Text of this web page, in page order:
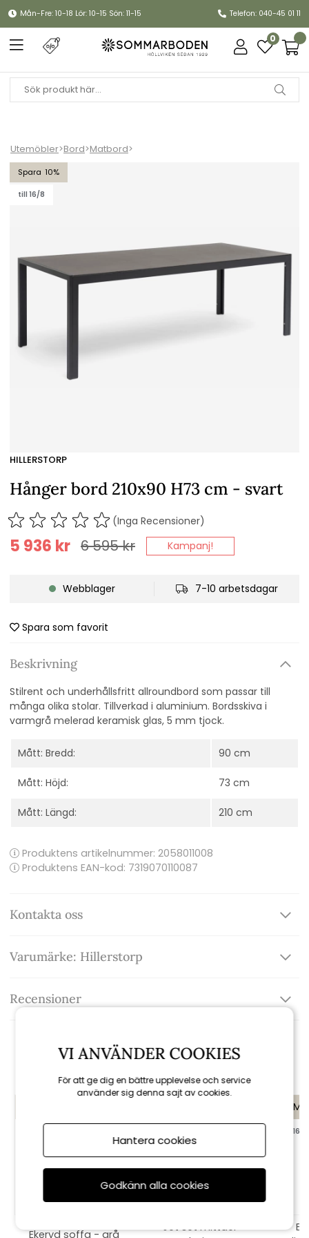
Mån-Fre: 10-18 Lör: 10-15 Sön: 11-15 Telefon: 040-45 01 11
0
Utemöbler>Bord>Matbord>
10
till 16/8
Hånger bord 210x90 H73 cm - svart
HILLERSTORP
Hånger bord 210x90 H73 cm - svart
(Inga Recensioner)
6 595kr
5 936 kr Kampanj!
Webblager 7-10 arbetsdagar
Spara som favorit
Beskrivning
Stilrent och underhållsfritt allroundbord som passar till
många olika stolar. Tillverkad i aluminium. Bordsskiva i
varmgrå melerad keramisk glas, 5 mm tjock.
Mått: Bredd: 90 cm
Mått: Höjd: 73 cm
Mått: Längd: 210 cm
Produktens artikelnummer: 2058011008
Produktens EAN-kod: 7319070110087
Kontakta oss
Varumärke: Hillerstorp
Recensioner
Rekommenderade tillbehör
Ekeryd soffa - grå
Jet set mittdel -
till 16/8
VI ANVÄNDER COOKIES
För att ge dig en bättre upplevelse och service
använder sig denna sajt av cookies.
Hantera cookies
Godkänn alla cookies